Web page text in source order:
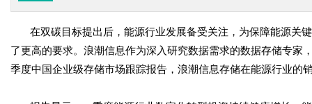
在双碳目标提出后，能源行业发展备受关注，为保障能源关
了更高的要求。浪潮信息作为深入研究数据需求的数据存储专家
季度中国企业级存储市场跟踪报告，浪潮信息存储在能源行业的